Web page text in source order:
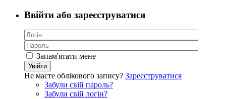
Ввійти або зареєструватися
Запам'ятати мене
Увійти
Не маєте облікового запису? Зареєструватися
Забули свій пароль?
Забули свій логін?